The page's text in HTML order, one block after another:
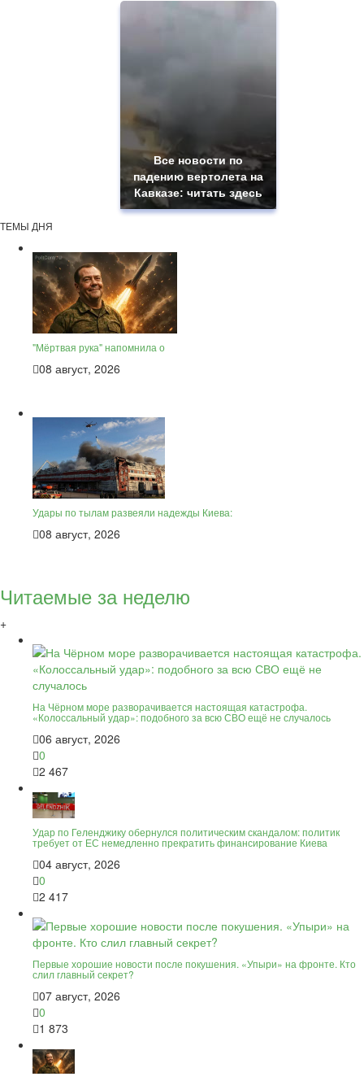
Все новости по
падению вертолета на
Кавказе: читать здесь
ТЕМЫ ДНЯ
"Мёртвая рука" напомнила о
08 август, 2026
Удары по тылам развеяли надежды Киева:
08 август, 2026
Читаемые за неделю
+
На Чёрном море разворачивается настоящая катастрофа.
«Колоссальный удар»: подобного за всю СВО ещё не случалось
06 август, 2026
0
2 467
Удар по Геленджику обернулся политическим скандалом: политик
требует от ЕС немедленно прекратить финансирование Киева
04 август, 2026
0
2 417
Первые хорошие новости после покушения. «Упыри» на фронте. Кто
слил главный секрет?
07 август, 2026
0
1 873